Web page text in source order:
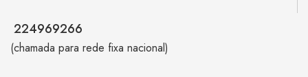
224969266
(chamada para rede fixa nacional)